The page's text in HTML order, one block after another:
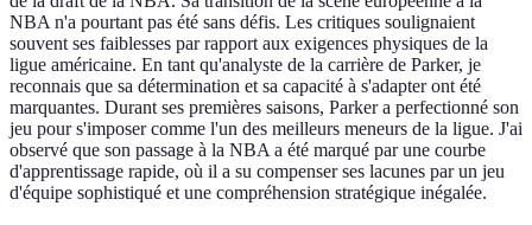
NBA n'a pourtant pas été sans défis. Les critiques soulignaient
souvent ses faiblesses par rapport aux exigences physiques de la
ligue américaine. En tant qu'analyste de la carrière de Parker, je
reconnais que sa détermination et sa capacité à s'adapter ont été
marquantes. Durant ses premières saisons, Parker a perfectionné son
jeu pour s'imposer comme l'un des meilleurs meneurs de la ligue. J'ai
observé que son passage à la NBA a été marqué par une courbe
d'apprentissage rapide, où il a su compenser ses lacunes par un jeu
d'équipe sophistiqué et une compréhension stratégique inégalée.